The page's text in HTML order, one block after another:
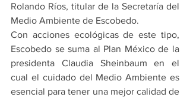
Rolando Ríos, titular de la Secretaría del
Medio Ambiente de Escobedo.
Con acciones ecológicas de este tipo,
Escobedo se suma al Plan México de la
presidenta Claudia Sheinbaum en el
cual el cuidado del Medio Ambiente es
esencial para tener una mejor calidad de